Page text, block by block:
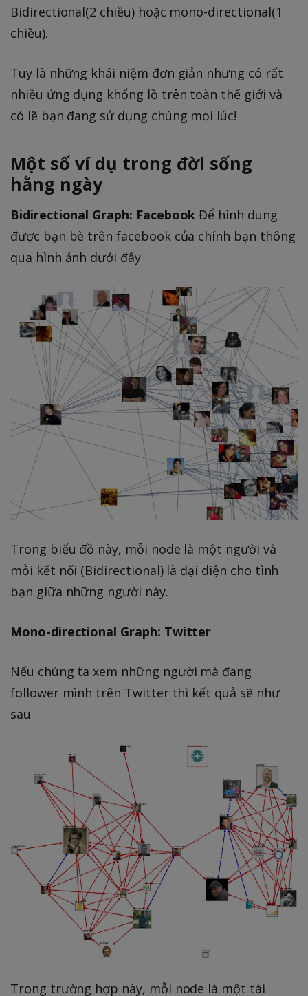
Bidirectional(2 chiều) hoặc mono-directional(1
chiều).
Tuy là những khái niệm đơn giản nhưng có rất
nhiều ứng dụng khổng lồ trên toàn thế giới và
có lẽ bạn đang sử dụng chúng mọi lúc!
Một số ví dụ trong đời sống
hằng ngày
Bidirectional Graph: Facebook Để hình dung
được bạn bè trên facebook của chính bạn thông
qua hình ảnh dưới đây
Trong biểu đồ này, mỗi node là một người và
mỗi kết nối (Bidirectional) là đại diện cho tình
bạn giữa những người này.
Mono-directional Graph: Twitter
Nếu chúng ta xem những người mà đang
follower mình trên Twitter thì kết quả sẽ như
sau
Trong trường hợp này, mỗi node là một tài